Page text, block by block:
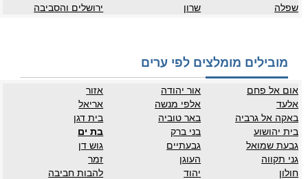
שפלה
שרון ירושלים והסביבה
מובילים מומלצים לפי ערים
אום אל פחם אור יהודה
אזור
אלעד
אלפי מנשה
אריאל
באקה אל גרביה
באר טוביה
בית דגן
בית יהושוע
בני ברק
בת ים
גבעת שמואל
גבעתיים
גוש דן
גני תקווה
העוגן
זמר
חולון
יהוד
להבות חביבה